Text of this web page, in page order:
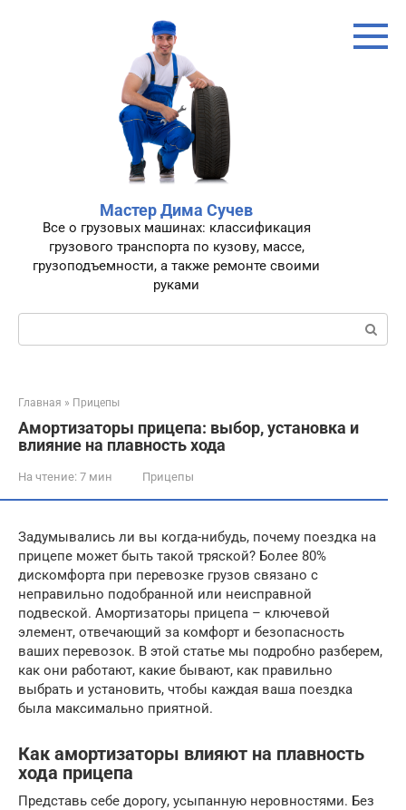
Мастер Дима Сучев
Все о грузовых машинах: классификация
грузового транспорта по кузову, массе,
грузоподъемности, а также ремонте своими
руками
Поиск:
Главная » Прицепы
Амортизаторы прицепа: выбор, установка и
влияние на плавность хода
На чтение: 7 мин Прицепы
Задумывались ли вы когда-нибудь, почему поездка на
прицепе может быть такой тряской? Более 80%
дискомфорта при перевозке грузов связано с
неправильно подобранной или неисправной
подвеской. Амортизаторы прицепа – ключевой
элемент, отвечающий за комфорт и безопасность
ваших перевозок. В этой статье мы подробно разберем,
как они работают, какие бывают, как правильно
выбрать и установить, чтобы каждая ваша поездка
была максимально приятной.
Как амортизаторы влияют на плавность
хода прицепа
Представь себе дорогу, усыпанную неровностями. Без